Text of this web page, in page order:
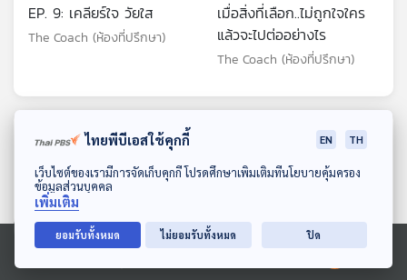
ดาวน์โหลด Thai PBS Podcast Application
Ⓒ 2020 องค์การกระจายเสียงและแพร่ภาพสาธารณะแห่งประเทศไทย
EP. 9: เคลียร์ใจ วัยใส
The Coach (ห้องที่ปรึกษา)
เมื่อสิ่งที่เลือก..ไม่ถูกใจใคร
แล้วจะไปต่ออย่างไร
The Coach (ห้องที่ปรึกษา)
ตอนที่เกี่ยวข้องไทยพีบีเอสใช้คุกกี้ EN TH
เว็บไซต์ของเรามีการจัดเก็บคุกกี้ โปรดศึกษาเพิ่มเติมที่นโยบายคุ้มครอง
ข้อมูลส่วนบุคคล
เพิ่มเติม
ยอมรับทั้งหมด ไม่ยอมรับทั้งหมด ปิด